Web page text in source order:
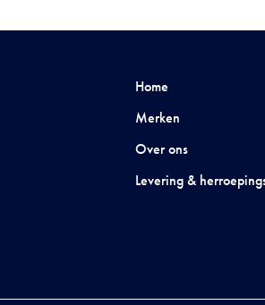
Home
Merken
Over ons
Levering &